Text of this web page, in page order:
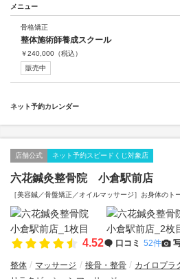
メニュー
骨格矯正
整体施術師養成スクール
￥240,000 （税込）
販売中
ネット予約カレンダー
店舗公式 ネット予約スピードくじ対象店
六花鍼灸整骨院 小倉駅前店
［美容鍼／骨盤矯正／オイルマッサージ］お身体のト
4.52 口コミ 52件
整体 マッサージ 接骨・整骨 カイロプラ